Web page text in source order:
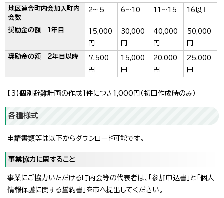
地区連合町内会加入町内
会数
2～5 6～10 11～15 16以上
奨励金の額 1年目
15,000
円
30,000
円
40,000
円
50,000
円
奨励金の額 2年目以降
7,500
円
15,000
円
20,000
円
25,000
円
【3】個別避難計画の作成1件につき1,000円（初回作成時のみ）
各種様式
申請書類等は以下からダウンロード可能です。
事業協力に関すること
事業にご協力いただける町内会等の代表者は、「参加申込書」と「個人
情報保護に関する誓約書」を市へ提出してください。